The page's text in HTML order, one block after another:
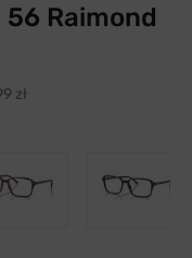
Raimond
zł